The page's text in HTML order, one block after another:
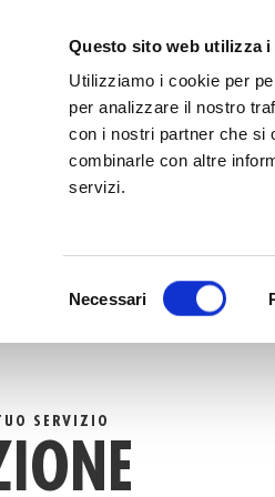
Questo sito web utilizza i
Utilizziamo i cookie per
per analizzare il nostro
con i nostri partner che si
combinarle con altre
servizi.
del
Necessari
SERVIZIO